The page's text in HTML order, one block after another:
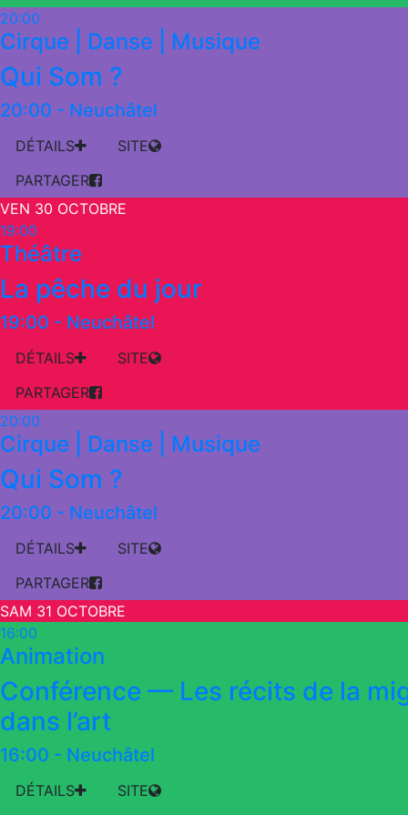
20:00
Cirque | Danse | Musique
Qui Som ?
20:00 - Neuchâtel
DÉTAILS
SITE
PARTAGER
VEN 30 OCTOBRE
19:00
Théâtre
La pêche du jour
19:00 - Neuchâtel
DÉTAILS
SITE
PARTAGER
20:00
Cirque | Danse | Musique
Qui Som ?
20:00 - Neuchâtel
DÉTAILS
SITE
PARTAGER
SAM 31 OCTOBRE
16:00
Animation
Conférence — Les récits de la
dans l’art
16:00 - Neuchâtel
DÉTAILS
SITE